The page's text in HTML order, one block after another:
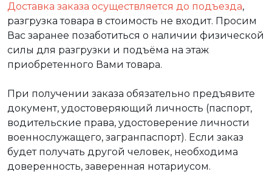
Доставка заказа осуществляется до подъезда,
разгрузка товара в стоимость не входит. Просим
Вас заранее позаботиться о наличии физической
силы для разгрузки и подъёма на этаж
приобретенного Вами товара.
При получении заказа обязательно предъявите
документ, удостоверяющий личность (паспорт,
водительские права, удостоверение личности
военнослужащего, загранпаспорт). Если заказ
будет получать другой человек, необходима
доверенность, заверенная нотариусом.